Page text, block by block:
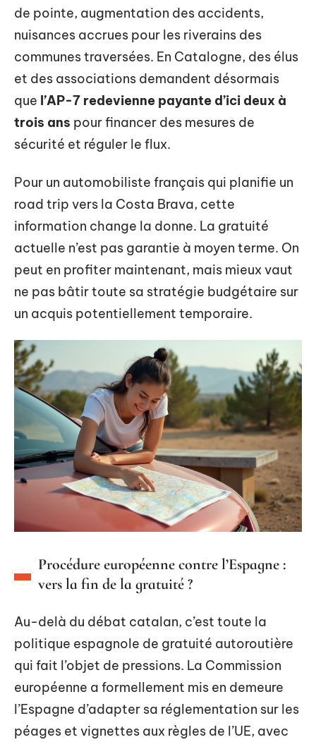
de pointe, augmentation des accidents,
nuisances accrues pour les riverains des
communes traversées. En Catalogne, des élus
et des associations demandent désormais
que l’AP-7 redevienne payante d’ici deux à
trois ans pour financer des mesures de
sécurité et réguler le flux.
Pour un automobiliste français qui planifie un
road trip vers la Costa Brava, cette
information change la donne. La gratuité
actuelle n’est pas garantie à moyen terme. On
peut en profiter maintenant, mais mieux vaut
ne pas bâtir toute sa stratégie budgétaire sur
un acquis potentiellement temporaire.
Procédure européenne contre l’Espagne :
vers la fin de la gratuité ?
Au-delà du débat catalan, c’est toute la
politique espagnole de gratuité autoroutière
qui fait l’objet de pressions. La Commission
européenne a formellement mis en demeure
l’Espagne d’adapter sa réglementation sur les
péages et vignettes aux règles de l’UE, avec